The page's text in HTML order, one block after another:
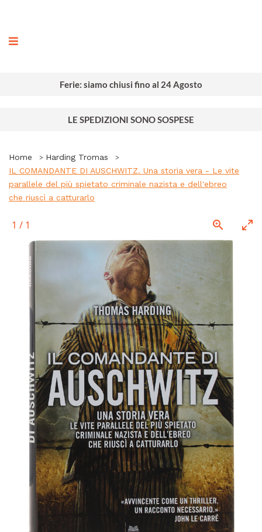
Ferie: siamo chiusi fino al 24 Agosto
LE SPEDIZIONI SONO SOSPESE
Home
Harding Tromas
IL COMANDANTE DI AUSCHWITZ. Una storia vera - Le vite
parallele del più spietato criminale nazista e dell'ebreo
che riuscì a catturarlo
1 / 1